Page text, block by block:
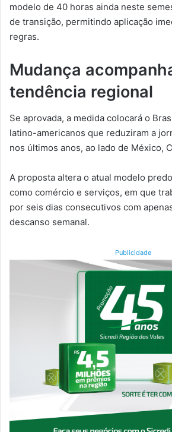
modelo de 40 horas ainda neste
de transição, permitindo aplicação
regras.
Mudança
tendência regional
Se aprovada, a medida colocará o
latino-americanos que reduziram a
nos últimos anos, ao lado de México,
A proposta altera o atual modelo
como comércio e serviços, em que
por seis dias consecutivos com
descanso semanal.
Publicidade